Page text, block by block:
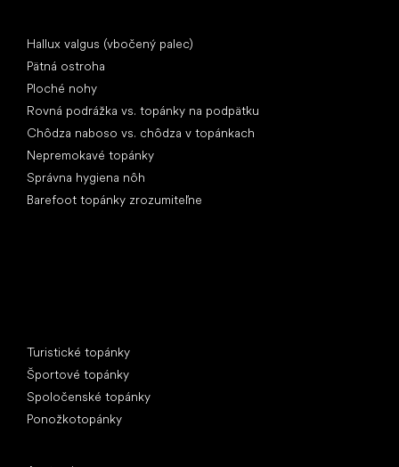
Hallux valgus (vbočený palec)
Pätná ostroha
Ploché nohy
Rovná podrážka vs. topánky na podpätku
Chôdza naboso vs. chôdza v topánkach
Nepremokavé topánky
Správna hygiena nôh
Barefoot topánky zrozumiteľne
Turistické topánky
Športové topánky
Spoločenské topánky
Ponožkotopánky